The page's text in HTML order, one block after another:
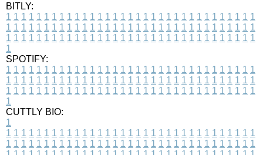
BITLY:
1 1 1 1 1 1 1 1 1 1 1 1 1 1 1 1 1 1 1 1 1 1 1 1 1 1 1 1 1 1 1 1 1
1 1 1 1 1 1 1 1 1 1 1 1 1 1 1 1 1 1 1 1 1 1 1 1 1 1 1 1 1 1 1 1 1
1 1 1 1 1 1 1 1 1 1 1 1 1 1 1 1 1 1 1 1 1 1 1 1 1 1 1 1 1 1 1 1 1
1
SPOTIFY:
1 1 1 1 1 1 1 1 1 1 1 1 1 1 1 1 1 1 1 1 1 1 1 1 1 1 1 1 1 1 1 1 1
1 1 1 1 1 1 1 1 1 1 1 1 1 1 1 1 1 1 1 1 1 1 1 1 1 1 1 1 1 1 1 1 1
1 1 1 1 1 1 1 1 1 1 1 1 1 1 1 1 1 1 1 1 1 1 1 1 1 1 1 1 1 1 1 1 1
1
CUTTLY BIO:
1
1 1 1 1 1 1 1 1 1 1 1 1 1 1 1 1 1 1 1 1 1 1 1 1 1 1 1 1 1 1 1 1 1
1 1 1 1 1 1 1 1 1 1 1 1 1 1 1 1 1 1 1 1 1 1 1 1 1 1 1 1 1 1 1 1 1